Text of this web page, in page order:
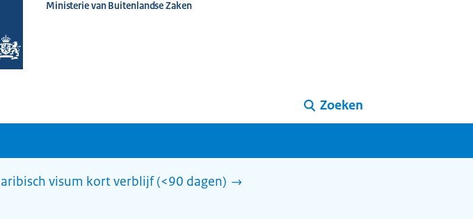
Ministerie van Buitenlandse Zaken
Zoeken
visum kort verblijf (<90 dagen)